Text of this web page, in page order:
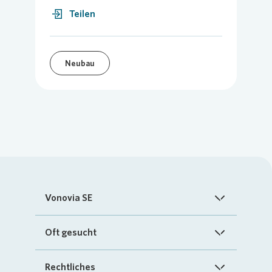
Teilen
Neubau
Vonovia SE
Startseite
Oft gesucht
FAQ
Rechtliches